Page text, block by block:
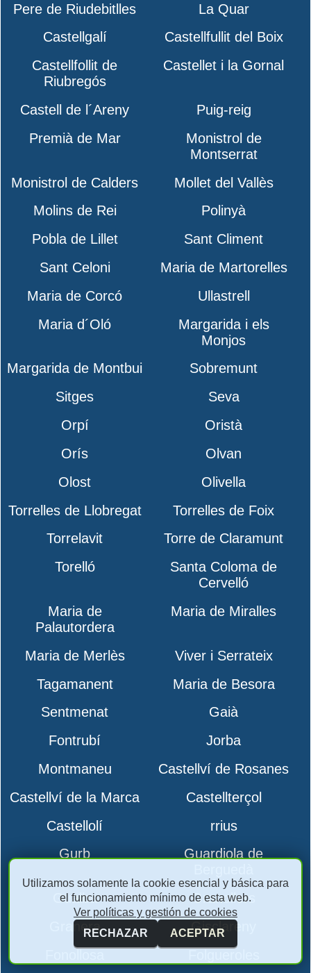
Pere de Riudebitlles
La Quar
Castellgalí
Castellfullit del Boix
Castellfollit de
Riubregós
Castellet i la Gornal
Castell de l´Areny
Puig-reig
Premià de Mar
Monistrol de
Montserrat
Monistrol de Calders
Mollet del Vallès
Molins de Rei
Polinyà
Pobla de Lillet
Sant Climent
Sant Celoni
Maria de Martorelles
Maria de Corcó
Ullastrell
Maria d´Oló
Margarida i els
Monjos
Margarida de Montbui
Sobremunt
Sitges
Seva
Orpí
Oristà
Orís
Olvan
Olost
Olivella
Torrelles de Llobregat
Torrelles de Foix
Torrelavit
Torre de Claramunt
Torelló
Santa Coloma de
Cervelló
Maria de
Palautordera
Maria de Miralles
Maria de Merlès
Viver i Serrateix
Tagamanent
Maria de Besora
Sentmenat
Gaià
Fontrubí
Jorba
Montmaneu
Castellví de Rosanes
Castellví de la Marca
Castellterçol
Castellolí
rrius
Gurb
Guardiola de
Gualba
Granollers
Granera
Gisclareny
Utilizamos solamente la cookie esencial y básica para
el funcionamiento mínimo de esta web.
Ver políticas y gestión de cookies
RECHAZAR
ACEPTAR